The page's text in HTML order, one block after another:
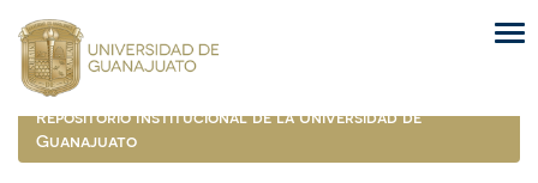
navigation
Repositorio Institucional de la Universidad de
Guanajuato